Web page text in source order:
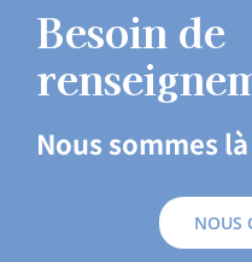
Besoin de
Nous sommes
NOUS